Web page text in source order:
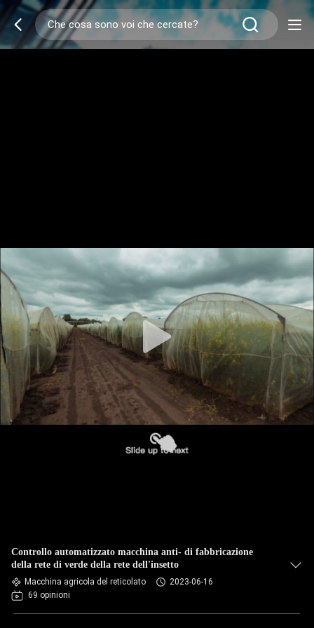
Controllo automatizzato macchina anti- di fabbricazione
della rete di verde della rete dell'insetto
Macchina agricola del reticolato
2023-06-16
69 opinioni